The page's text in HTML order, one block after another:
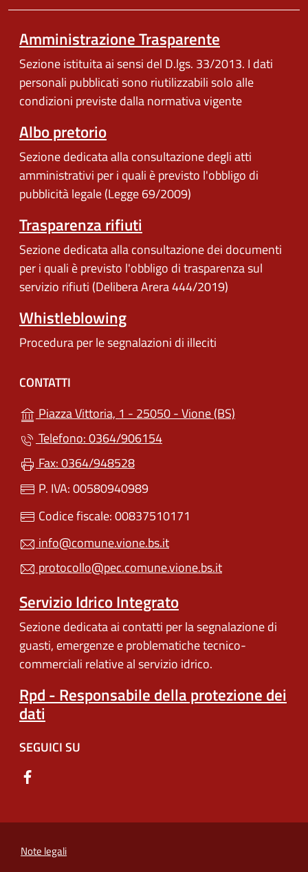
Amministrazione Trasparente
Sezione istituita ai sensi del D.lgs. 33/2013. I dati
personali pubblicati sono riutilizzabili solo alle
condizioni previste dalla normativa vigente
Albo pretorio
Sezione dedicata alla consultazione degli atti
amministrativi per i quali è previsto l'obbligo di
pubblicità legale (Legge 69/2009)
Trasparenza rifiuti
Sezione dedicata alla consultazione dei documenti
per i quali è previsto l'obbligo di trasparenza sul
servizio rifiuti (Delibera Arera 444/2019)
Whistleblowing
Procedura per le segnalazioni di illeciti
CONTATTI
Piazza Vittoria, 1 - 25050 - Vione (BS)
Telefono: 0364/906154
Fax: 0364/948528
P. IVA: 00580940989
Codice fiscale: 00837510171
info@comune.vione.bs.it
protocollo@pec.comune.vione.bs.it
Servizio Idrico Integrato
Sezione dedicata ai contatti per la segnalazione di
guasti, emergenze e problematiche tecnico-
commerciali relative al servizio idrico.
Rpd - Responsabile della protezione dei
dati
SEGUICI SU
Note legali